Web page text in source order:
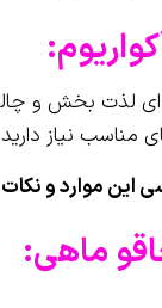
ای لذت بخش و
مناسب نیاز
این موارد و
ماهی: